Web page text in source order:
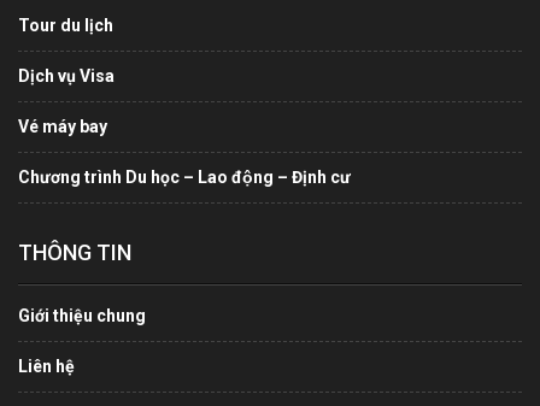
Tour du lịch
Dịch vụ Visa
Vé máy bay
Chương trình Du học – Lao động – Định cư
THÔNG TIN
Giới thiệu chung
Liên hệ